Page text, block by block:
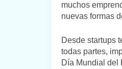
muchos
nuevas formas
Desde startups
todas partes,
Día Mundial del